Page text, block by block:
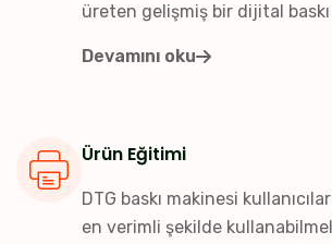
üreten gelişmiş bir dijital
Devamını oku
Ürün Eğitimi
DTG baskı makinesi
en verimli şekilde